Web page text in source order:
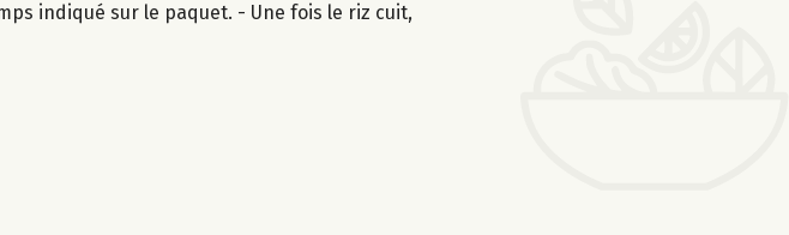
indiqué sur le paquet. - Une fois le riz cuit,